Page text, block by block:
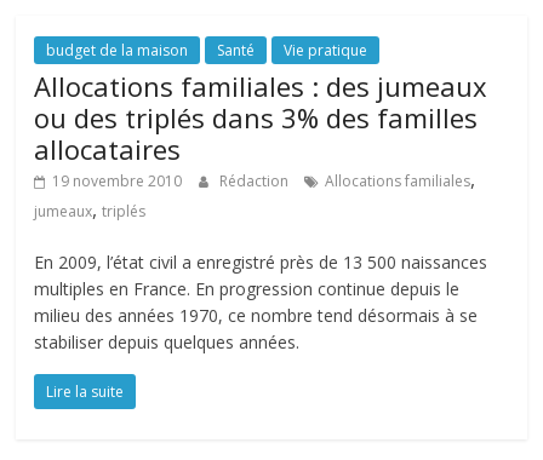
budget de la maison Santé Vie pratique
Allocations familiales : des jumeaux
ou des triplés dans 3% des familles
allocataires
19 novembre 2010 Rédaction Allocations familiales,
jumeaux,triplés
En 2009, l’état civil a enregistré près de 13 500 naissances
multiples en France. En progression continue depuis le
milieu des années 1970, ce nombre tend désormais à se
stabiliser depuis quelques années.
Lire la suite